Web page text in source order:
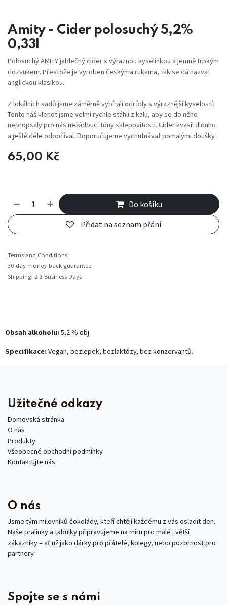
Amity - Cider polosuchý 5,2%
0,33l
Polosuchý AMITY jablečný cider s výraznou kyselinkou a jemně trpkým
dozvukem. Přestože je vyroben českýma rukama, tak se dá nazvat
anglickou klasikou.
Z lokálních sadů jsme záměrně vybírali odrůdy s výraznější kyselostí.
Tento náš klenot jsme velmi rychle stáhli z kalu, aby se do něho
nepropsaly pro nás nežádoucí tóny sklepovitosti. Cider kvasil dlouho
a ještě déle odpočíval. Doporučujeme vychutnávat pomalými doušky.
65,00 Kč
Do košíku
Přidat na seznam přání
Terms and Conditions
30-day money-back guarantee
Shipping: 2-3 Business Days
Obsah alkoholu:5,2 % obj.
Specifikace:Vegan, bezlepek, bezlaktózy, bez konzervantů.
Užitečné odkazy
Domovská stránka
O nás
Produkty
Všeobecné obchodní podmínky
Kontaktujte nás
O nás
Jsme tým milovníků čokolády, kteří chtějí každému z vás osladit den.
Naše pralinky a tabulky připravujeme na míru pro malé i větší
zákazníky – ať už jako dárky pro přátelé, kolegy, nebo pozornost pro
partnery.
Spojte se s námi